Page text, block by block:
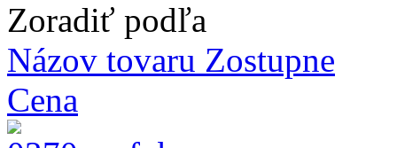
Zoradiť podľa
Názov tovaru Zostupne
Cena